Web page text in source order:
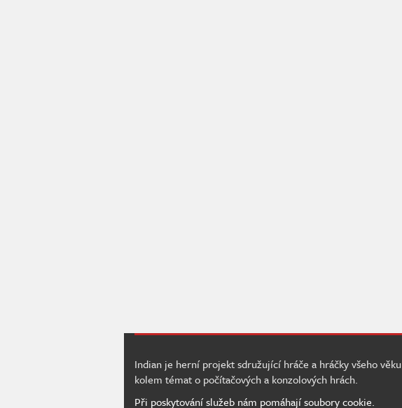
Indian je herní projekt sdružující hráče a hráčky všeho věku
kolem témat o počítačových a konzolových hrách.
Při poskytování služeb nám pomáhají soubory cookie.